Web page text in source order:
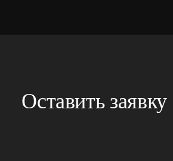
Оставить заявку